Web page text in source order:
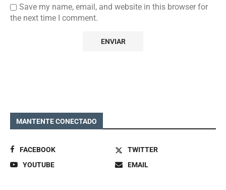
Save my name, email, and website in this browser for
the next time I comment.
MANTENTE CONECTADO
FACEBOOK
TWITTER
YOUTUBE
EMAIL